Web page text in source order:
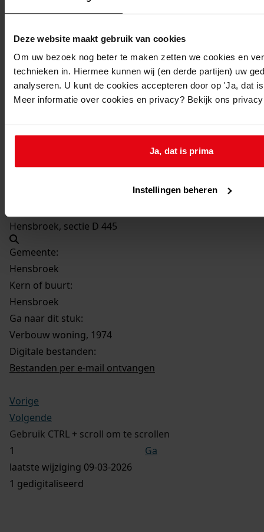
Deze website maakt gebruik van cookies
Om uw bezoek nog beter te maken zetten we cookies en
technieken in. Hiermee kunnen wij (en derde partijen) uw
analyseren. U kunt de cookies accepteren door op 'Ja, dat
Meer informatie over cookies en privacy? Bekijk ons
Ja, dat is prima
Instellingen beheren
Datum vergunning:
17-04-1974
Adres:
Hensbroek, van Duivenvoordestraat 4
Nieuw adres:
Hensbroek, van Duivenvoordestraat 4
Hensbroek, sectie D 445
Gemeente:
Hensbroek
Kern of buurt:
Hensbroek
Ga naar dit stuk:
Verbouw woning, 1974
Digitale bestanden:
Bestanden per e-mail ontvangen
Vorige
Volgende
Gebruik CTRL + scroll om te scrollen
Ga
laatste wijziging 09-03-2026
1 gedigitaliseerd